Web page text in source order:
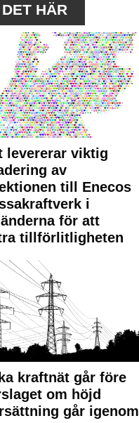
HÄR
levererar viktig
av
till Enecos
i
för att
tillförlitligheten
kraftnät går före
om höjd
går igenom